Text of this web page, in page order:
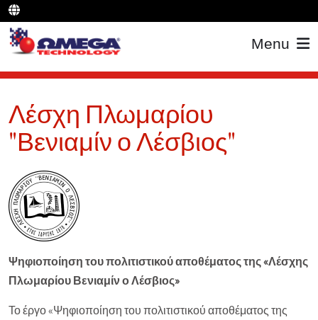
Menu
Λέσχη Πλωμαρίου
"Βενιαμίν ο Λέσβιος"
Ψηφιοποίηση του πολιτιστικού αποθέματος της «Λέσχης
Πλωμαρίου Βενιαμίν ο Λέσβιος»
Το έργο «Ψηφιοποίηση του πολιτιστικού αποθέματος της